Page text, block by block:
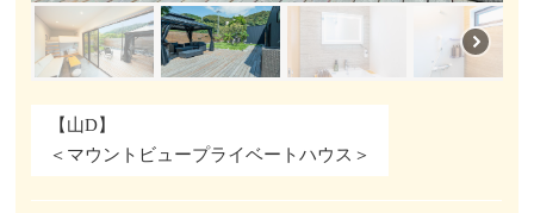
【山D】
＜マウントビュープライベートハウス＞